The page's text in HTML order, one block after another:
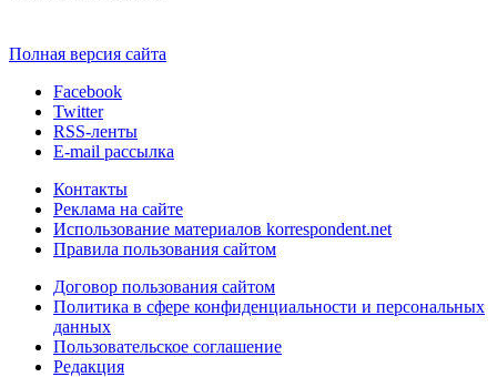
Полная версия сайта
Facebook
Twitter
RSS-ленты
E-mail рассылка
Контакты
Реклама на сайте
Использование материалов korrespondent.net
Правила пользования сайтом
Договор пользования сайтом
Политика в сфере конфиденциальности и персональных
данных
Пользовательское соглашение
Редакция